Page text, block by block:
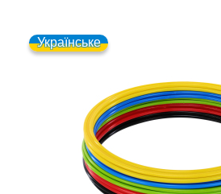
Українське